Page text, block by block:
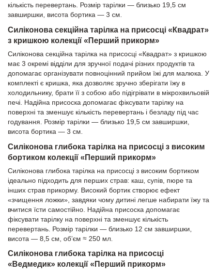
кількість перевертань. Розмір тарілки — близько 19,5 см
завширшки, висота бортика — 3 см.
Силіконова секційна тарілка на присосці «Квадрат»
з кришкою колекції «Перший прикорм»
Силіконова секційна тарілка на присосці «Квадрат» з кришкою
має 3 окремі відділи для зручної подачі різних продуктів та
допомагає організувати повноцінний прийом їжі для малюка. У
комплекті є кришка, яка дозволяє зручно зберігати їжу в
холодильнику, брати її з собою або підігрівати в мікрохвильовій
печі. Надійна присоска допомагає фіксувати тарілку на
поверхні та зменшує кількість перевертань і безладу під час
годування. Розмір тарілки — близько 19,5 см завширшки,
висота бортика — 3 см.
Силіконова глибока тарілка на присосці з високим
бортиком колекції «Перший прикорм»
Силіконова глибока тарілка на присосці з високим бортиком
ідеально підходить для перших страв: каш, супів, пюре та
інших страв прикорму. Високий бортик створює ефект
«зчищення ложки», завдяки чому дитині легше набирати їжу та
вчитися їсти самостійно. Надійна присоска допомагає
фіксувати тарілку на поверхні та зменшує кількість
перевертань. Розмір тарілки — близько 12 см завширшки,
висота — 8,5 см, об’єм ≈ 250 мл.
Силіконова глибока тарілка на присосці
«Ведмедик» колекції «Перший прикорм»